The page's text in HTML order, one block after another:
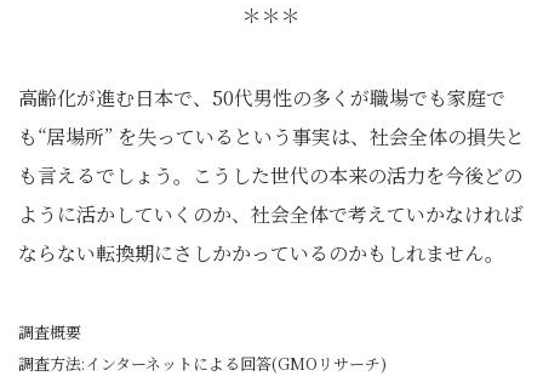
＊＊＊
高齢化が進む日本で、50代男性の多くが職場でも家庭で
も“居場所” を失っているという事実は、社会全体の損失と
も言えるでしょう。こうした世代の本来の活力を今後どの
ように活かしていくのか、社会全体で考えていかなければ
ならない転換期にさしかかっているのかもしれません。
調査概要
調査方法:インターネットによる回答(GMOリサーチ)